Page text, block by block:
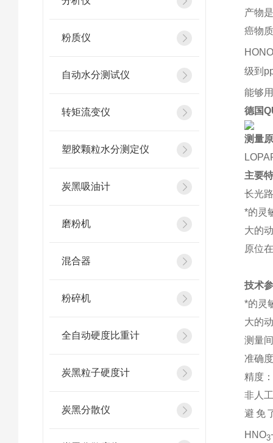
粉质仪
自动水分测试仪
转矩流变仪
塑胶颗粒水分测定仪
炭黑吸油计
磨粉机
混合器
粉碎机
全自动硬度比重计
炭黑粒子硬度计
炭黑分散仪
产物
癌物
级到
能够
德国
测量
主要
长光
*的灵
大的
原位
技术
*的灵
大的
测量
准确
精度
非人
避免
HNO3